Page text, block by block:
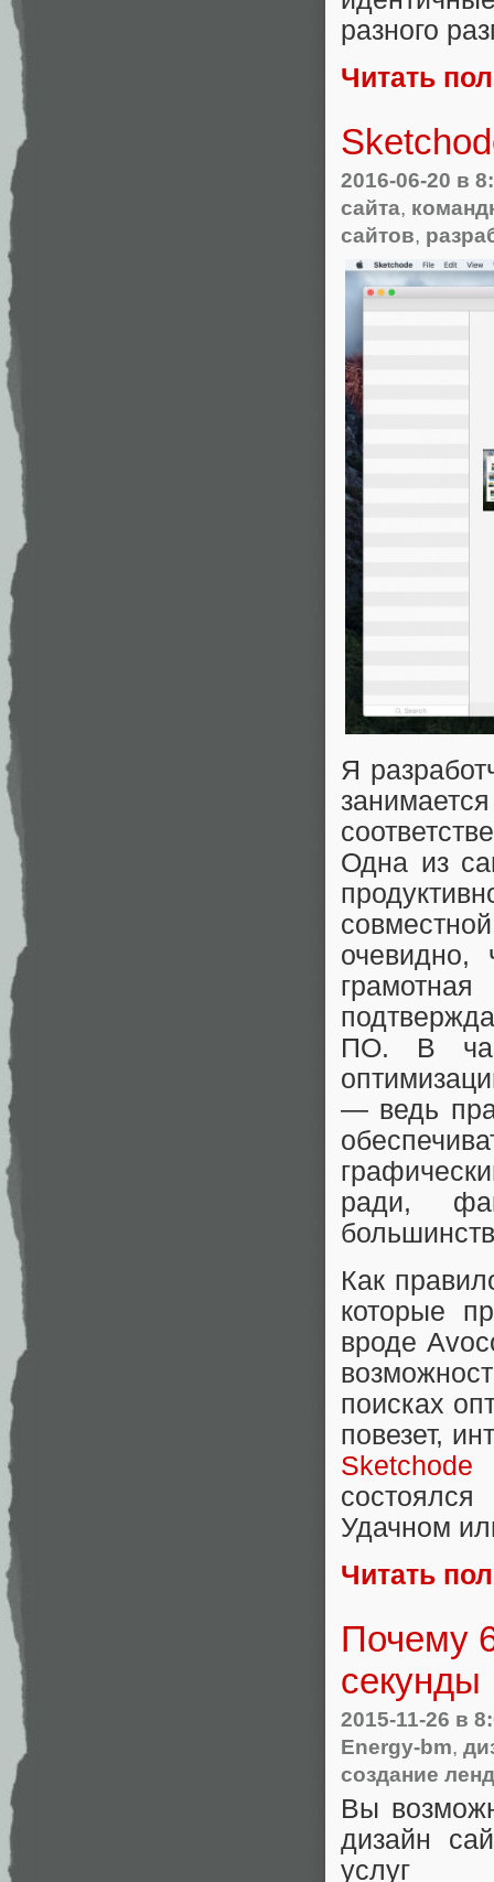
разного
Читать
2016-06-20 в
сайта,
сайтов,
Я
Одна из
очевидно,
ПО. В
— ведь
ради,
Как
которые
вроде
поисках
повезет,
Sketchode
Удачном
Читать
Почему
секунды
2015-11-26 в
Energy-bm,
создание
Вы
дизайн
услуг